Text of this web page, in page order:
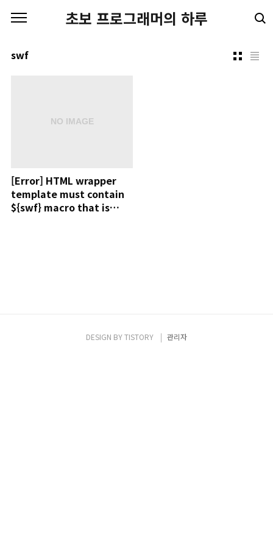
초보 프로그래머의 하루
swf
[Error] HTML wrapper
template must contain
${swf} macro that is
DESIGN BYTISTORY 관리자